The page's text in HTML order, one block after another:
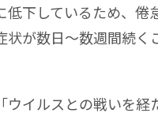
低下しているため、倦
状が数日〜数週間続く
ウイルスとの戦いを経